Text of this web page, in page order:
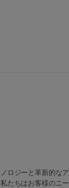
ロジーと革新的な
たちはお客様のニ